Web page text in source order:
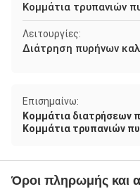
Κομμάτια τρυπανιών
Λειτουργίες:
Διάτρηση πυρήνων
Επισημαίνω:
Κομμάτια διατρήσεων
Κομμάτια τρυπανιών
Όροι πληρωμής και